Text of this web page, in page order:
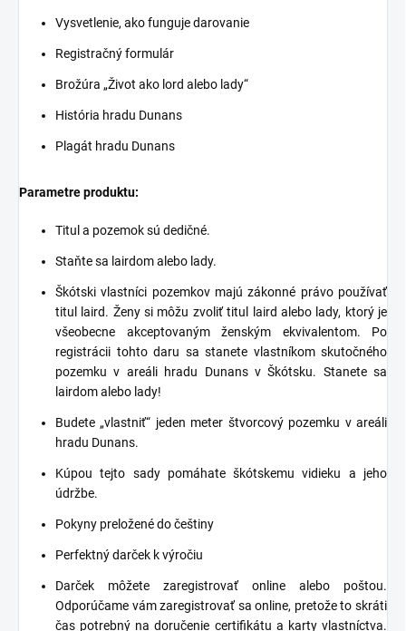
Vysvetlenie, ako funguje darovanie
Registračný formulár
Brožúra „Život ako lord alebo lady“
História hradu Dunans
Plagát hradu Dunans
Parametre produktu:
Titul a pozemok sú dedičné.
Staňte sa lairdom alebo lady.
Škótski vlastníci pozemkov majú zákonné právo používať
titul laird. Ženy si môžu zvoliť titul laird alebo lady, ktorý je
všeobecne akceptovaným ženským ekvivalentom. Po
registrácii tohto daru sa stanete vlastníkom skutočného
pozemku v areáli hradu Dunans v Škótsku. Stanete sa
lairdom alebo lady!
Budete „vlastniť“ jeden meter štvorcový pozemku v areáli
hradu Dunans.
Kúpou tejto sady pomáhate škótskemu vidieku a jeho
údržbe.
Pokyny preložené do češtiny
Perfektný darček k výročiu
Darček môžete zaregistrovať online alebo poštou.
Odporúčame vám zaregistrovať sa online, pretože to skráti
čas potrebný na doručenie certifikátu a karty vlastníctva.